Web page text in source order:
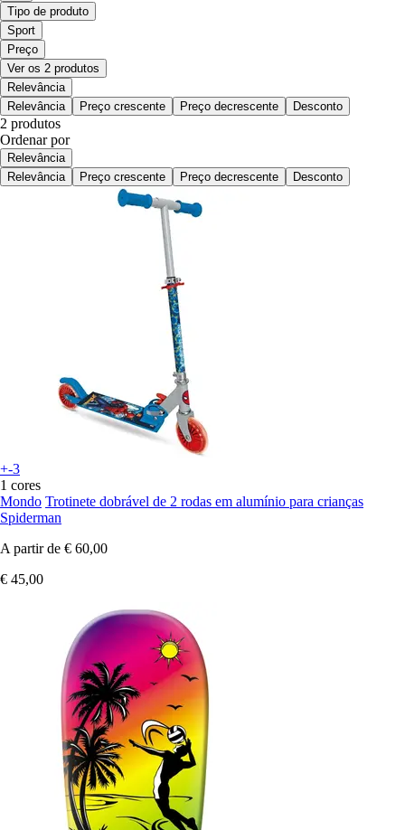
Tipo de produto
Sport
Preço
Ver os 2 produtos
Relevância
Relevância
Preço crescente Preço decrescente Desconto
2 produtos
Ordenar por
Relevância
Relevância
Preço crescente Preço decrescente Desconto
+-3
1 cores
Mondo Trotinete dobrável de 2 rodas em alumínio para crianças
Spiderman
A partir de € 60,00
€ 45,00